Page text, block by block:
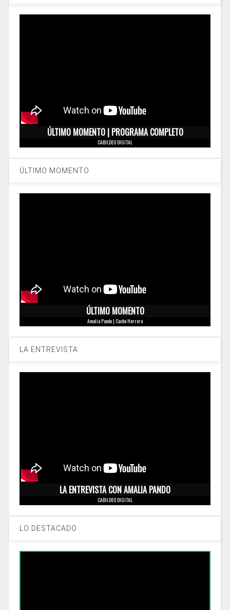
ÚLTIMO MOMENTO | PROGRAMA COMPLETO
CABILDEO DIGITAL
ÚLTIMO MOMENTO
ÚLTIMO MOMENTO
Amalia Pando | Cacho Herrera
LA ENTREVISTA
LA ENTREVISTA CON AMALIA PANDO
CABILDEO DIGITAL
LO DESTACADO